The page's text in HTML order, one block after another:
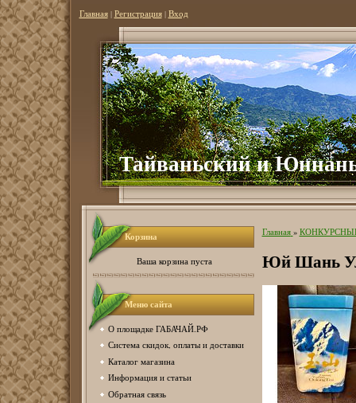
Главная| Регистрация| Вход
Тайваньский и
Корзина
Ваша корзина пуста
Меню сайта
О площадке ГАБАЧАЙ.РФ
Система скидок, оплаты и доставки
Каталог магазина
Информация и статьи
Обратная связь
Главная »
Юй Шань